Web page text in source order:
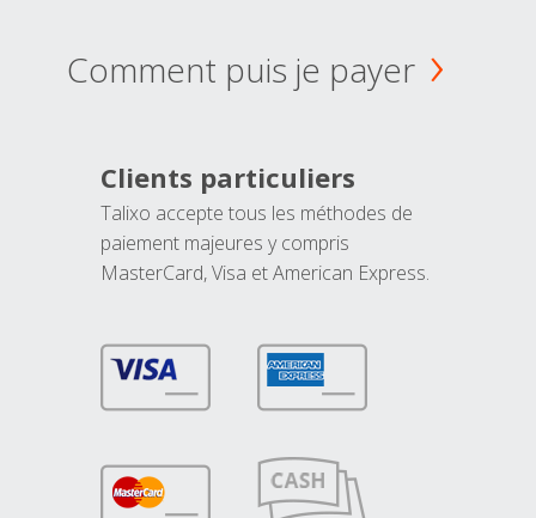
Comment puis je payer
Clients particuliers
Talixo accepte tous les méthodes de
paiement majeures y compris
MasterCard, Visa et American Express.